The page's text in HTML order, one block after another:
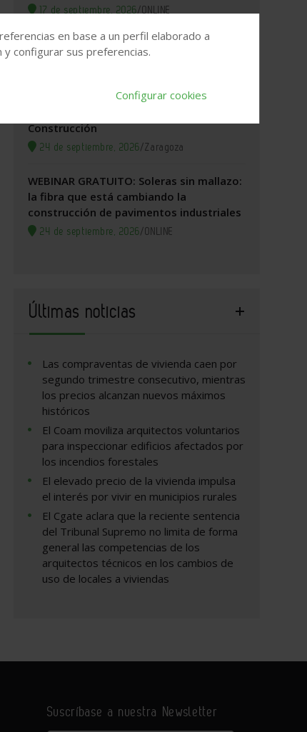
17 de septiembre, 2026/ONLINE
Valladolid, 2026. Jornada Arquitectura y
Construcción
Construcción
24 de septiembre, 2026/Zaragoza
WEBINAR GRATUITO: Soleras sin mallazo:
la fibra que está cambiando la
construcción de pavimentos industriales
24 de septiembre, 2026/ONLINE
Últimas noticias
Las compraventas de vivienda caen por
segundo trimestre consecutivo, mientras
los precios alcanzan nuevos máximos
históricos
El Coam moviliza arquitectos voluntarios
para inspeccionar edificios afectados por
los incendios forestales
El elevado precio de la vivienda impulsa
el interés por vivir en municipios rurales
El Cgate aclara que la reciente sentencia
del Tribunal Supremo no limita de forma
general las competencias de los
arquitectos técnicos en los cambios de
uso de locales a viviendas
Suscríbase a nuestra Newsletter
en base a un perfil elaborado a
configurar sus preferencias.
Configurar cookies